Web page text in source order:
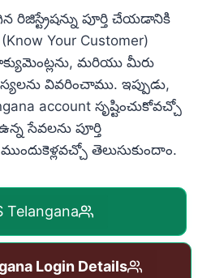
పూర్తి చేయడానికి
Your Customer)
మరియు మీరు
వివరించాము. ఇప్పుడు,
account సృష్టించుకోవచ్చో
సేవలను పూర్తి
తెలుసుకుందాం.
Telangana
Login Details